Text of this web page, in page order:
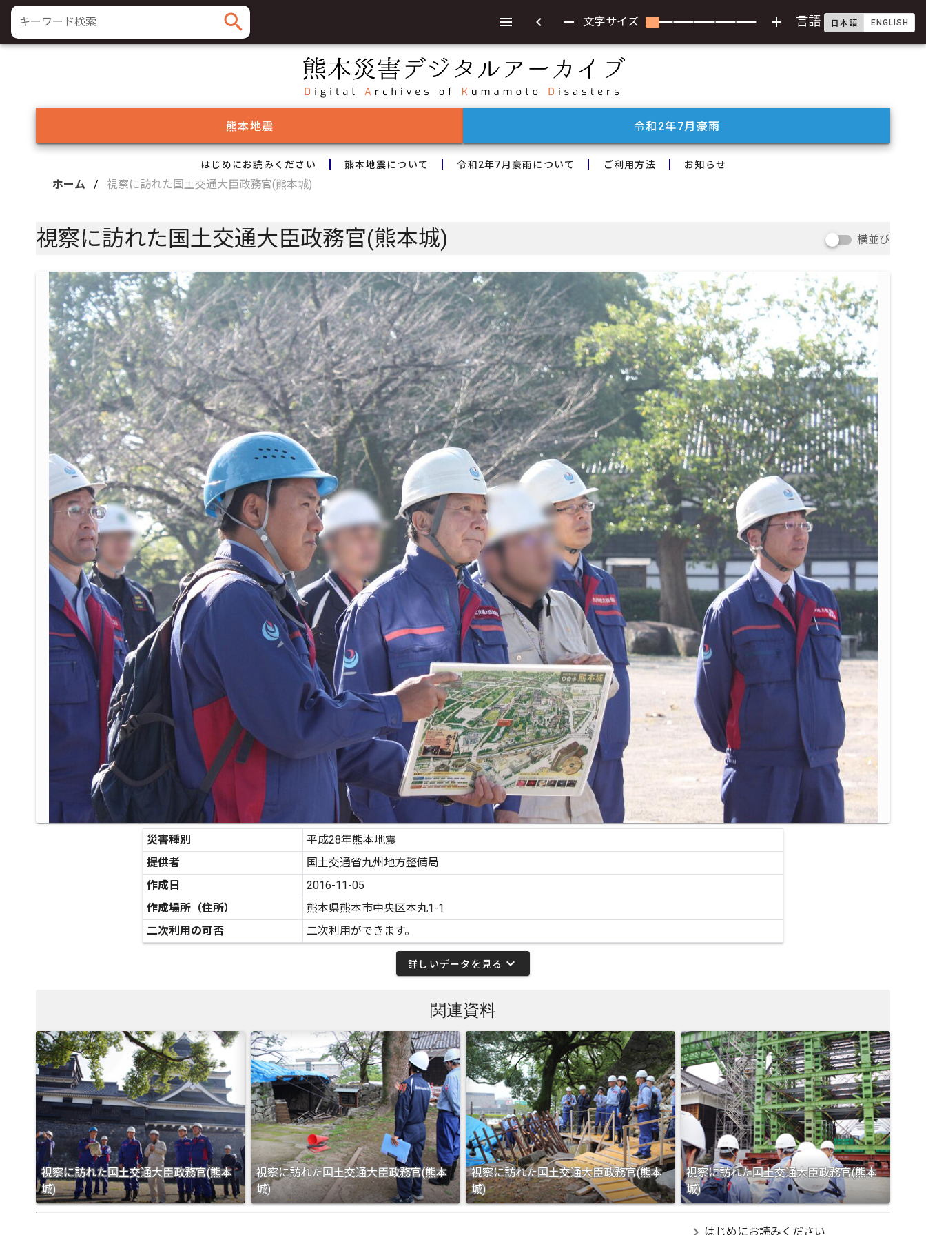
キーワード検索 search chevron_left remove 文字サイズ add 言語 日本語 ENGLISH
熊本地震 令和2年7月豪雨
はじめにお読みください 熊本地震について 令和2年7月豪雨について ご利用方法 お知らせ
ホーム / 視察に訪れた国土交通大臣政務官(熊本城)
視察に訪れた国土交通大臣政務官(熊本城) 横並び
災害種別
平成28年熊本地震
提供者
国土交通省九州地方整備局
作成日
2016-11-05
作成場所（住所）
熊本県熊本市中央区本丸1-1
二次利用の可否
二次利用ができます。
詳しいデータを見る expand_more
関連資料
視察に訪れた国土交通大臣政務官(熊本
城)
視察に訪れた国土交通大臣政務官(熊本
城)
視察に訪れた国土交通大臣政務官(熊本
城)
視察に訪れた国土交通大臣政務官(熊本
城)
はじめにお読みください